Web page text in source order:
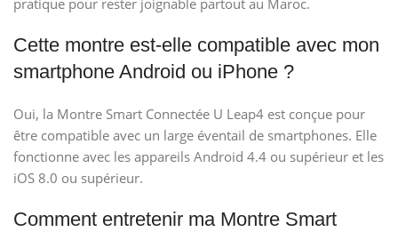
pratique pour rester joignable partout au Maroc.
Cette montre est-elle compatible avec mon
smartphone Android ou iPhone ?
Oui, la Montre Smart Connectée U Leap4 est conçue pour
être compatible avec un large éventail de smartphones. Elle
fonctionne avec les appareils Android 4.4 ou supérieur et les
iOS 8.0 ou supérieur.
Comment entretenir ma Montre Smart